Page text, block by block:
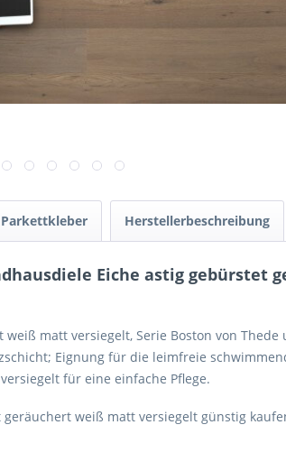
Herstellerbeschreibung
Eiche astig gebürstet
matt versiegelt, Serie Boston von
Eignung für die leimfreie
für eine einfache Pflege.
weiß matt versiegelt günstig